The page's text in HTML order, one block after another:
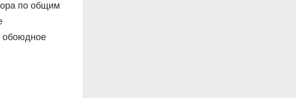
по общим
обоюдное